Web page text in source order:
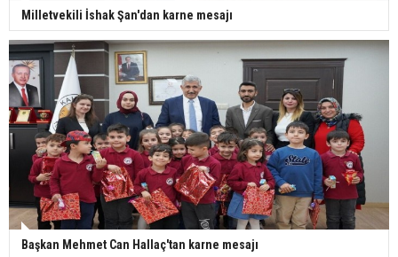
Milletvekili İshak Şan'dan karne mesajı
Başkan Mehmet Can Hallaç'tan karne mesajı